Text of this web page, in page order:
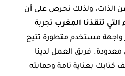
الذات، ولذلك نحرص على أن
التي تنقذنا المغرب تجربة
مستخدم متطورة تتيح
فريق العمل لدينا
كتابك بعناية تامة وحمايته